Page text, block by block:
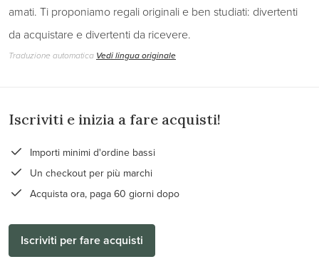
amati. Ti proponiamo regali originali e ben studiati: divertenti
da acquistare e divertenti da ricevere.
Traduzione automatica Vedi lingua originale
Iscriviti e inizia a fare acquisti!
Importi minimi d'ordine bassi
Un checkout per più marchi
Acquista ora, paga 60 giorni dopo
Iscriviti per fare acquisti